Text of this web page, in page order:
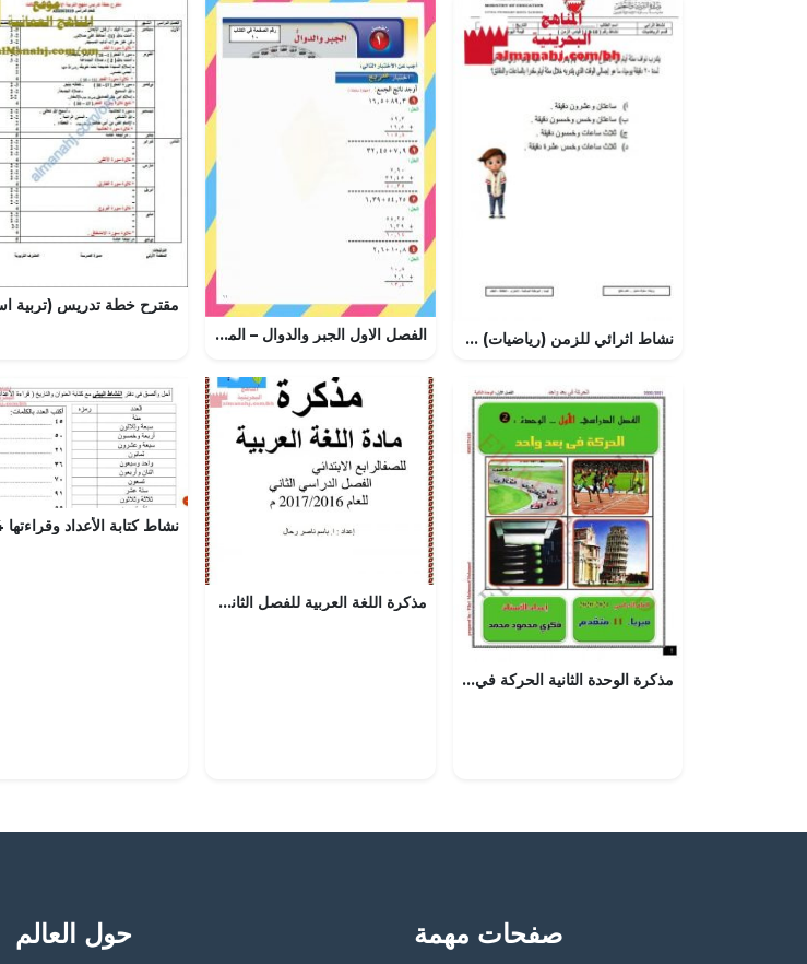
نشاط اثرائي للزمن (رياضيات) الرابع الفصل الاول الجبر والدوال – المنهاج السعودي
مذكرة الوحدة الثانية الحركة في بعد واحد, (فيزياء) الحادي عشر المتقدم
مذكرة اللغة العربية للفصل الثاني (لغة عربية) الرابع
صفحات مهمة حول العالم